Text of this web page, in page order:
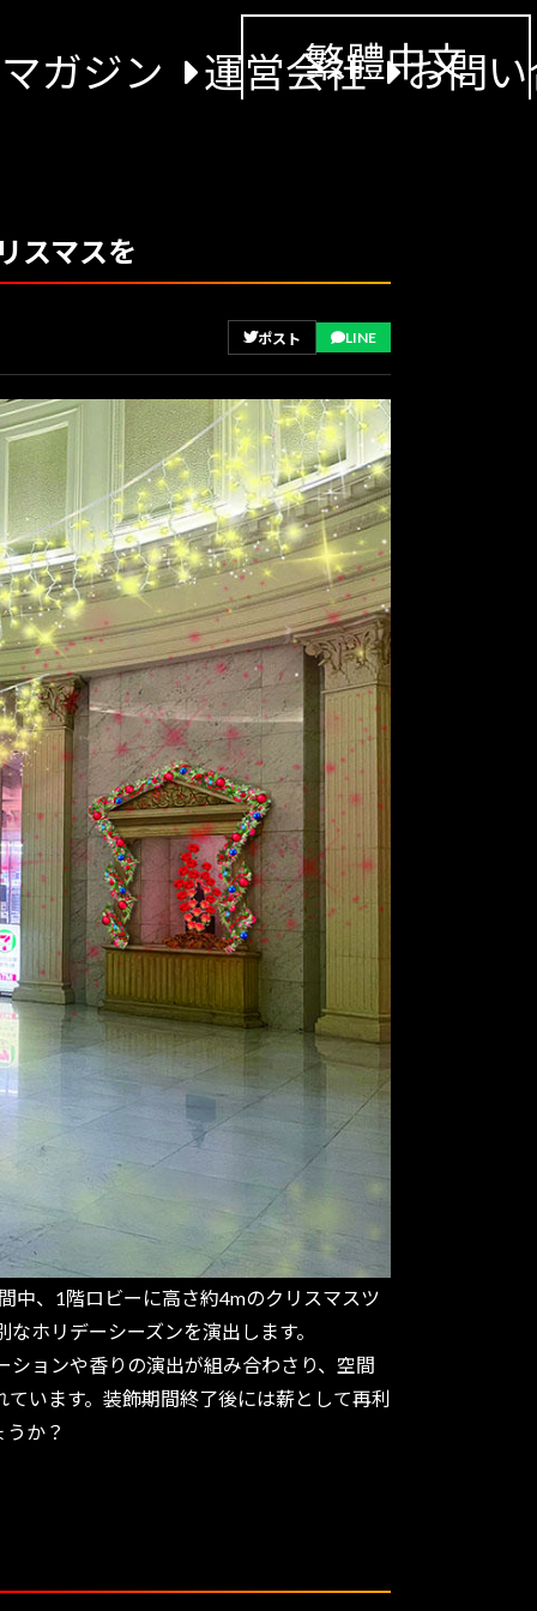
ガジン 運営会社 お問
繁體中文
スマスを
ポスト LINE
、1階ロビーに高さ約4mのクリスマスツ
ホリデーシーズンを演出します。
ョンや香りの演出が組み合わさり、空間
います。装飾期間終了後には薪として再利
か？